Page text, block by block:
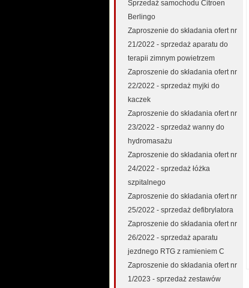
Sprzedaż samochodu Citroen
Berlingo
Zaproszenie do składania ofert nr
21/2022 - sprzedaż aparatu do
terapii zimnym powietrzem
Zaproszenie do składania ofert nr
22/2022 - sprzedaż myjki do
kaczek
Zaproszenie do składania ofert nr
23/2022 - sprzedaż wanny do
hydromasażu
Zaproszenie do składania ofert nr
24/2022 - sprzedaż łóżka
szpitalnego
Zaproszenie do składania ofert nr
25/2022 - sprzedaż defibrylatora
Zaproszenie do składania ofert nr
26/2022 - sprzedaż aparatu
jezdnego RTG z ramieniem C
Zaproszenie do składania ofert nr
1/2023 - sprzedaż zestawów